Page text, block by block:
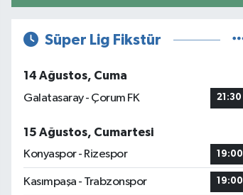
Süper Lig Fikstür
14 Ağustos, Cuma
Galatasaray - Çorum FK
21:30
15 Ağustos, Cumartesi
Konyaspor - Rizespor
19:00
Kasımpaşa - Trabzonspor 19:00